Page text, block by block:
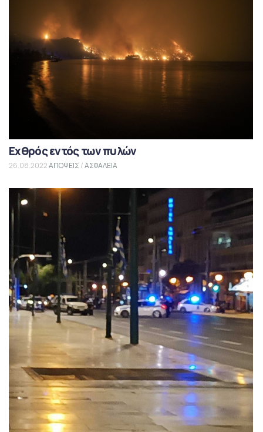
Εχθρός εντός των πυλών
26.08.2022ΑΠΟΨΕΙΣ /ΑΣΦΑΛΕΙΑ